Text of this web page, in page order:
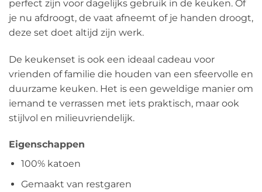
perfect zijn voor dagelijks gebruik in de keuken. Of
je nu afdroogt, de vaat afneemt of je handen droogt,
deze set doet altijd zijn werk.
De keukenset is ook een ideaal cadeau voor
vrienden of familie die houden van een sfeervolle en
duurzame keuken. Het is een geweldige manier om
iemand te verrassen met iets praktisch, maar ook
stijlvol en milieuvriendelijk.
Eigenschappen
100% katoen
Gemaakt van restgaren